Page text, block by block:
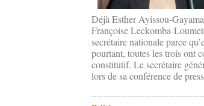
Déjà Esther Ayissou-
Françoise Leckomba-
secrétaire nationale parce
pourtant, toutes les trois ont
constitutif. Le secrétaire
lors de sa conférence de